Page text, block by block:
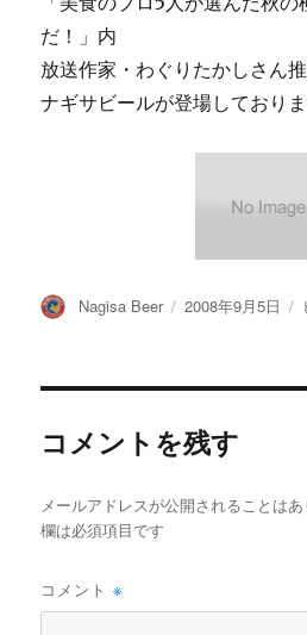
だ！」内
放送作家・わぐりたかしさん
ナギサビールが登場しており
投
Nagisa Beer
投
2008年9月5日
コメントを残す
メールアドレスが公開されることはあ
欄は必須項目です
コメント※